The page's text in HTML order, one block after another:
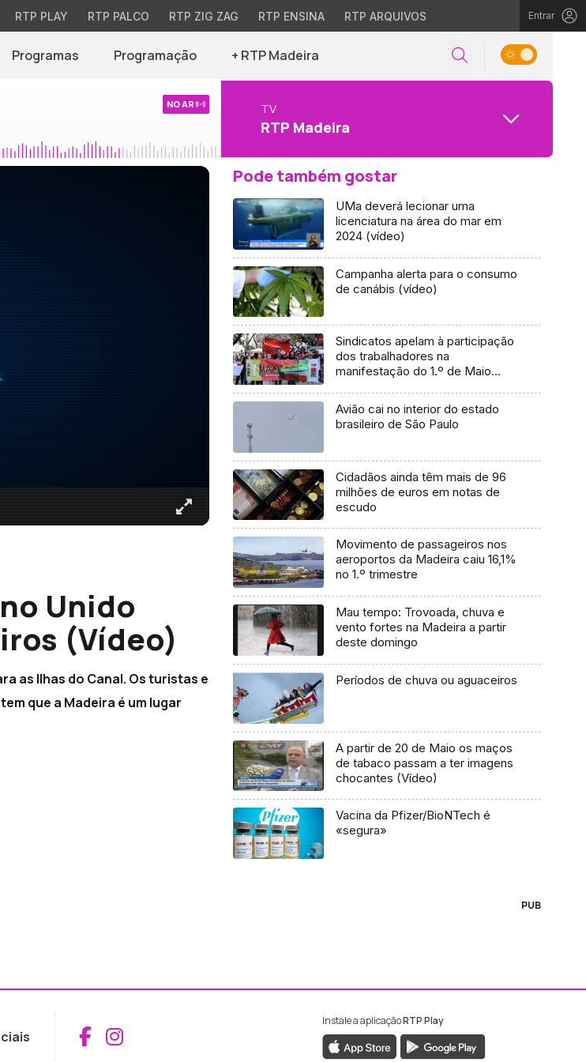
RTP PLAY RTP PALCO RTP ZIG ZAG RTP ENSINA RTP ARQUIVOS Entrar
Programas Programação + RTP Madeira
NO AR TV
RTP Madeira
Unido
(Vídeo)
as Ilhas do Canal. Os turistas e
que a Madeira é um lugar
Pode também gostar
UMa deverá lecionar uma
licenciatura na área do mar em
2024 (vídeo)
Campanha alerta para o consumo
de canábis (vídeo)
Sindicatos apelam à participação
dos trabalhadores na
manifestação do 1.º de Maio
Avião cai no interior do estado
brasileiro de São Paulo
Cidadãos ainda têm mais de 96
milhões de euros em notas de
escudo
Movimento de passageiros nos
aeroportos da Madeira caiu 16,1%
no 1.º trimestre
Mau tempo: Trovoada, chuva e
vento fortes na Madeira a partir
deste domingo
Períodos de chuva ou aguaceiros
A partir de 20 de Maio os maços
de tabaco passam a ter imagens
chocantes (Vídeo)
Vacina da Pfizer/BioNTech é
«segura»
PUB
Aceder ao Facebook da RTP Madeira
Aceder ao Instagram da RTP Madeira
Instale a aplicaçãoRTP Play